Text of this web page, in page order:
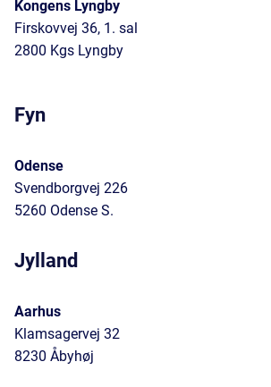
Kongens Lyngby
Firskovvej 36, 1. sal
2800 Kgs Lyngby
Fyn
Odense
Svendborgvej 226
5260 Odense S.
Jylland
Aarhus
Klamsagervej 32
8230 Åbyhøj